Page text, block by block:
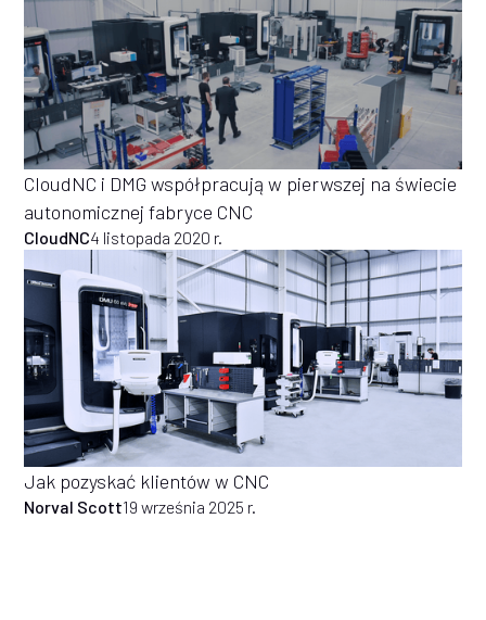
CloudNC i DMG współpracują w pierwszej na świecie
autonomicznej fabryce CNC
CloudNC4 listopada 2020 r.
Jak pozyskać klientów w CNC
Norval Scott19 września 2025 r.